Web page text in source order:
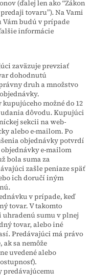
(ďalej len ako “Zákon
tovaru”). Na Vami
Vám budú v prípade
informácie
zaväzuje prevziať
dohodnutú
druh a množstvo
možné do 12
dôvodu. Kupujúci
sekcii na web-
alebo e-mailom. Po
objednávky potvrdí
e-mailom
bola suma za
zašle peniaze späť
ich doručí iným
v prípade, keď
tovar. V takomto
sumu v plnej
tovar, alebo iné
Predávajúci má právo
sa nemôže
uvedené alebo
predávajúcemu